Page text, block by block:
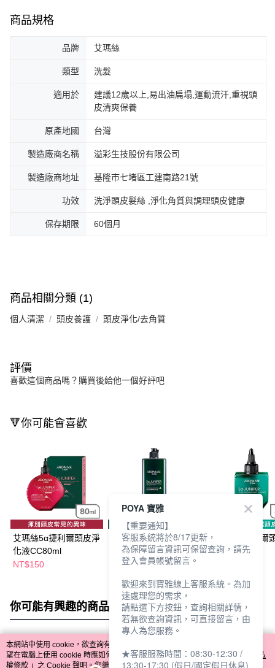
商品規格
品牌 艾瑪絲
類型 洗髮
適用於
建議12歲以上,易出油扁塌,運動流汗,重視頭
皮清爽保養
原產地國 台灣
製造廠商名稱 溢彩生技股份有限公司
製造廠商地址 基隆市七堵區工建南路21號
功效 洗淨頭皮髮絲 ,淨化角質與調理頭皮健康
保存期限 60個月
商品相關分類 (1)
個人清潔 頭皮養護 頭皮淨化/去角質
評價
喜歡這個商品嗎？購買後給他一個好評吧
🔻你可能會喜歡
艾瑪絲5α捷利爾頭皮淨
化液CC80ml
NT$150
艾瑪絲5α捷利爾頭皮淨
化液2%820ml
NT$950
艾瑪絲5α捷利爾
化液(2%)80ml
你可能有興趣的商品 全站排行
熱門標籤
本網站中使用 cookie，欲查詢有關本網站使用 cookie 方式之詳情，及若您不希
望在電腦上使用 cookie 時應如何變更電腦的 cookie 設定，請參閱本網站「
隱私
權條款 」之 Cookie 聲明。您繼續使用本網站即表示您同意本公司得按本網站使
POYA 寶雅
【重要通知】
客服系統將於8/17更新，
為保障留言資訊可保留查詢，請先
登入會員帳號留言。
歡迎來到寶雅線上客服系統。為加
速處理您的需求，
請點選下方按鈕，查詢相關詳情，
若無欲查詢資訊，可直接留言，由
專人為您服務。
★客服服務時間：08:30-12:30 /
13:30-17:30 (假日/國定假日休息)